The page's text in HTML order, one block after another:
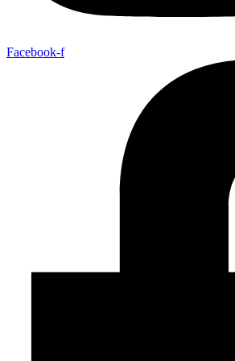
Facebook-f